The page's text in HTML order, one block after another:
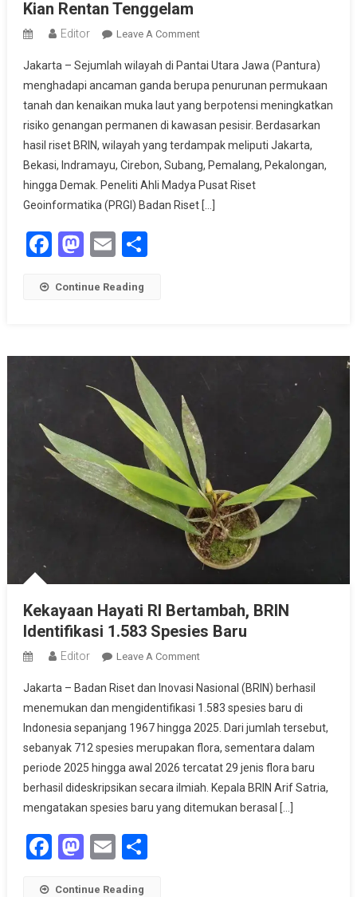
Kian Rentan Tenggelam
Editor Leave A CommentOn
Ungkap
Penyebab
Wilayah
Pantura
Kian
Rentan
Tenggelam
Jakarta – Sejumlah wilayah di Pantai Utara Jawa (Pantura)
menghadapi ancaman ganda berupa penurunan permukaan
tanah dan kenaikan muka laut yang berpotensi meningkatkan
risiko genangan permanen di kawasan pesisir. Berdasarkan
hasil riset BRIN, wilayah yang terdampak meliputi Jakarta,
Bekasi, Indramayu, Cirebon, Subang, Pemalang, Pekalongan,
hingga Demak. Peneliti Ahli Madya Pusat Riset
Geoinformatika (PRGI) Badan Riset […]
Facebook
Mastodon
EmailShare
Continue Reading
Kekayaan Hayati RI Bertambah, BRIN
Identifikasi 1.583 Spesies Baru
Editor Leave A CommentOn
Hayati
RI
Bertambah,
BRIN
Identifikasi
1.583
Spesies
Jakarta – Badan Riset dan Inovasi Nasional (BRIN) berhasil
menemukan dan mengidentifikasi 1.583 spesies baru di
Indonesia sepanjang 1967 hingga 2025. Dari jumlah tersebut,
sebanyak 712 spesies merupakan flora, sementara dalam
periode 2025 hingga awal 2026 tercatat 29 jenis flora baru
berhasil dideskripsikan secara ilmiah. Kepala BRIN Arif Satria,
mengatakan spesies baru yang ditemukan berasal […]
Facebook
Mastodon
Email
Continue Reading